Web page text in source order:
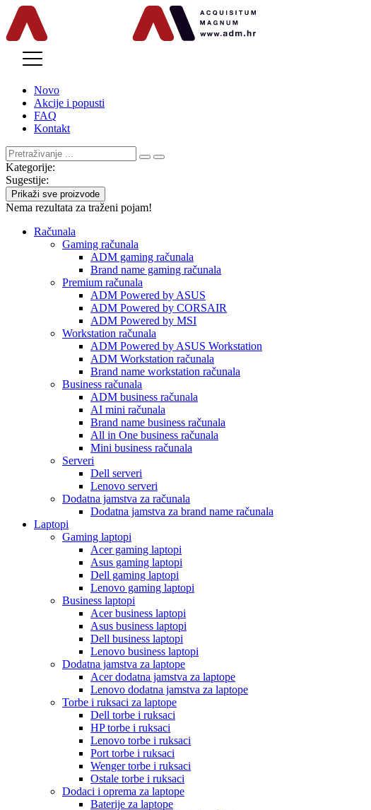
Novo
Akcije i popusti
FAQ
Kontakt
Kategorije:
Sugestije:
Prikaži sve proizvode
Nema rezultata za traženi pojam!
Računala
Gaming računala
ADM gaming računala
Brand name gaming računala
Premium računala
ADM Powered by ASUS
ADM Powered by CORSAIR
ADM Powered by MSI
Workstation računala
ADM Powered by ASUS Workstation
ADM Workstation računala
Brand name workstation računala
Business računala
ADM business računala
AI mini računala
Brand name business računala
All in One business računala
Mini business računala
Serveri
Dell serveri
Lenovo serveri
Dodatna jamstva za računala
Dodatna jamstva za brand name računala
Laptopi
Gaming laptopi
Acer gaming laptopi
Asus gaming laptopi
Dell gaming laptopi
Lenovo gaming laptopi
Business laptopi
Acer business laptopi
Asus business laptopi
Dell business laptopi
Lenovo business laptopi
Dodatna jamstva za laptope
Acer dodatna jamstva za laptope
Lenovo dodatna jamstva za laptope
Torbe i ruksaci za laptope
Dell torbe i ruksaci
HP torbe i ruksaci
Lenovo torbe i ruksaci
Port torbe i ruksaci
Wenger torbe i ruksaci
Ostale torbe i ruksaci
Dodaci i oprema za laptope
Baterije za laptope